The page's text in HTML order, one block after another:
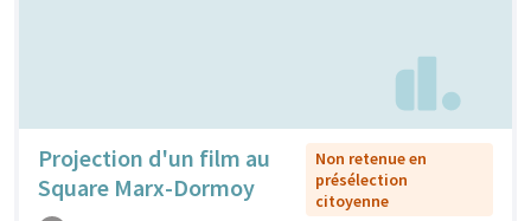
Projection d'un film au
Square Marx-Dormoy
Non retenue en
présélection
citoyenne